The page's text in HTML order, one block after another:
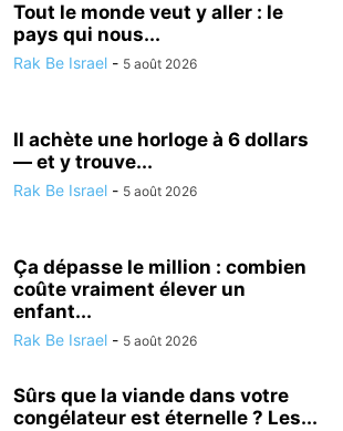
Tout le monde veut y aller : le
pays qui nous...
Rak Be Israel - 5 août 2026
Il achète une horloge à 6 dollars
— et y trouve...
Rak Be Israel - 5 août 2026
Ça dépasse le million : combien
coûte vraiment élever un
enfant...
Rak Be Israel - 5 août 2026
Sûrs que la viande dans votre
congélateur est éternelle ? Les...